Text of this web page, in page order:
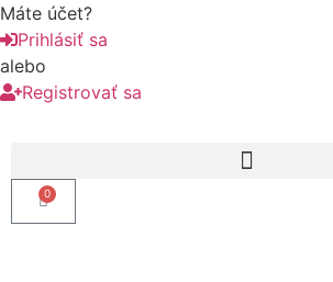
Máte účet?
Prihlásiť sa
alebo
Registrovať sa
0